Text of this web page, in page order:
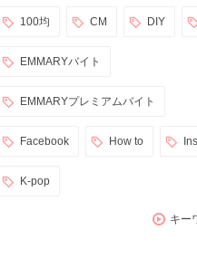
100均 CM DIY
EMMARYバイト
EMMARYプレミアムバイト
Facebook How to
K-pop
キー